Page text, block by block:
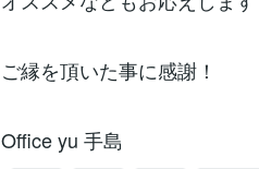
ご縁を頂いた事に感謝！
Office yu 手島